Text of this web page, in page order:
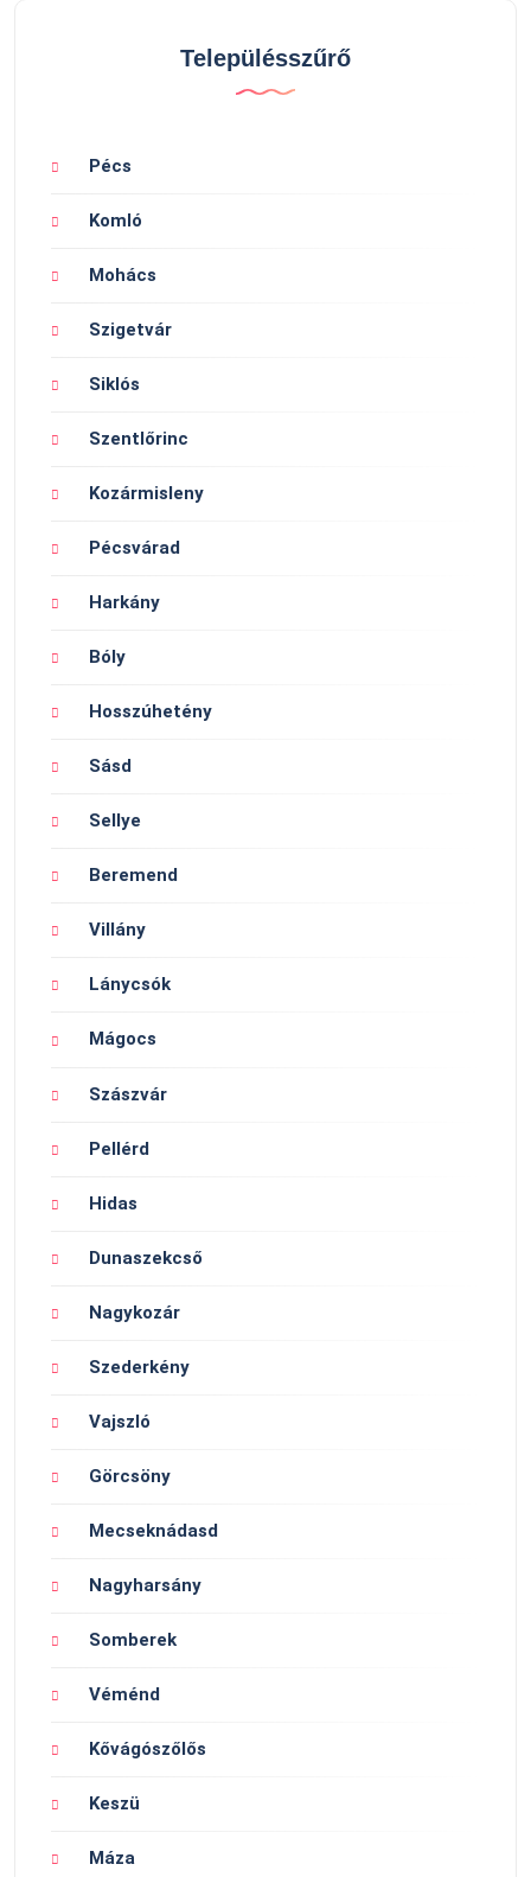
Településszűrő
Pécs
Komló
Mohács
Szigetvár
Siklós
Szentlőrinc
Kozármisleny
Pécsvárad
Harkány
Bóly
Hosszúhetény
Sásd
Sellye
Beremend
Villány
Lánycsók
Mágocs
Szászvár
Pellérd
Hidas
Dunaszekcső
Nagykozár
Szederkény
Vajszló
Görcsöny
Mecseknádasd
Nagyharsány
Somberek
Véménd
Kővágószőlős
Keszü
Máza